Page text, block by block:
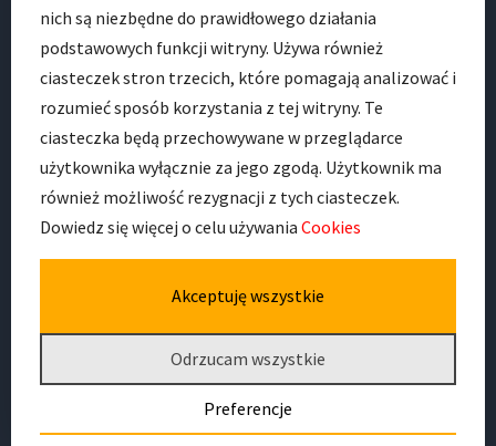
ADRES
ul. Zwycięska 8 A
Deklaracja dostępności
nich są niezbędne do prawidłowego działania
podstawowych funkcji witryny. Używa również
ciasteczek stron trzecich, które pomagają analizować i
rozumieć sposób korzystania z tej witryny. Te
ciasteczka będą przechowywane w przeglądarce
użytkownika wyłącznie za jego zgodą. Użytkownik ma
również możliwość rezygnacji z tych ciasteczek.
Dowiedz się więcej o celu używania Cookies
Akceptuję wszystkie
Odrzucam wszystkie
Preferencje